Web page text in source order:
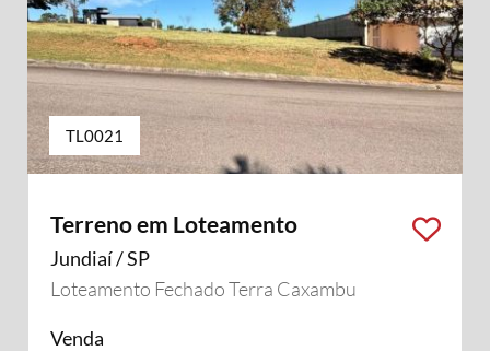
TL0021
Terreno em Loteamento
Jundiaí / SP
Loteamento Fechado Terra Caxambu
Venda